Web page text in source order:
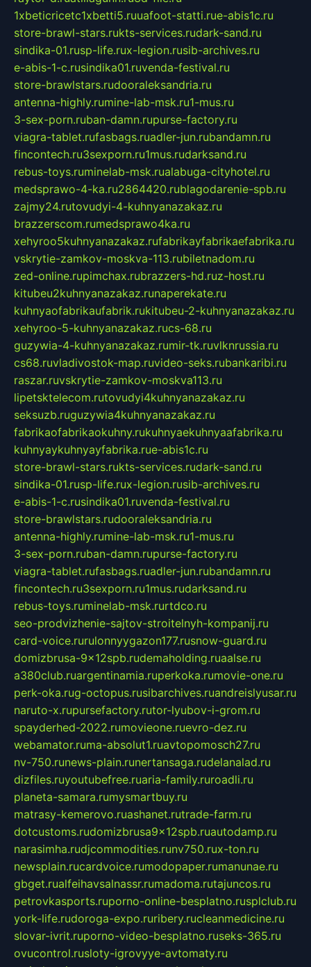
1xbeticricetc1xbetti5.ruuafoot-statti.rue-abis1c.ru
store-brawl-stars.rukts-services.rudark-sand.ru
sindika-01.rusp-life.rux-legion.rusib-archives.ru
e-abis-1-c.rusindika01.ruvenda-festival.ru
store-brawlstars.rudooraleksandria.ru
antenna-highly.rumine-lab-msk.ru1-mus.ru
3-sex-porn.ruban-damn.rupurse-factory.ru
viagra-tablet.rufasbags.ruadler-jun.rubandamn.ru
fincontech.ru3sexporn.ru1mus.rudarksand.ru
rebus-toys.ruminelab-msk.rualabuga-cityhotel.ru
medsprawo-4-ka.ru2864420.rublagodarenie-spb.ru
zajmy24.rutovudyi-4-kuhnyanazakaz.ru
brazzerscom.rumedsprawo4ka.ru
xehyroo5kuhnyanazakaz.rufabrikayfabrikaefabrika.ru
vskrytie-zamkov-moskva-113.rubiletnadom.ru
zed-online.rupimchax.rubrazzers-hd.ruz-host.ru
kitubeu2kuhnyanazakaz.runaperekate.ru
kuhnyaofabrikaufabrik.rukitubeu-2-kuhnyanazakaz.ru
xehyroo-5-kuhnyanazakaz.rucs-68.ru
guzywia-4-kuhnyanazakaz.rumir-tk.ruvlknrussia.ru
cs68.ruvladivostok-map.ruvideo-seks.rubankaribi.ru
raszar.ruvskrytie-zamkov-moskva113.ru
lipetsktelecom.rutovudyi4kuhnyanazakaz.ru
seksuzb.ruguzywia4kuhnyanazakaz.ru
fabrikaofabrikaokuhny.rukuhnyaekuhnyaafabrika.ru
kuhnyaykuhnyayfabrika.rue-abis1c.ru
store-brawl-stars.rukts-services.rudark-sand.ru
sindika-01.rusp-life.rux-legion.rusib-archives.ru
e-abis-1-c.rusindika01.ruvenda-festival.ru
store-brawlstars.rudooraleksandria.ru
antenna-highly.rumine-lab-msk.ru1-mus.ru
3-sex-porn.ruban-damn.rupurse-factory.ru
viagra-tablet.rufasbags.ruadler-jun.rubandamn.ru
fincontech.ru3sexporn.ru1mus.rudarksand.ru
rebus-toys.ruminelab-msk.rurtdco.ru
seo-prodvizhenie-sajtov-stroitelnyh-kompanij.ru
card-voice.rurulonnyygazon177.rusnow-guard.ru
domizbrusa-9x12spb.rudemaholding.ruaalse.ru
a380club.ruargentinamia.ruperkoka.rumovie-one.ru
perk-oka.rug-octopus.rusibarchives.ruandreislyusar.ru
naruto-x.rupursefactory.rutor-lyubov-i-grom.ru
spayderhed-2022.rumovieone.ruevro-dez.ru
webamator.ruma-absolut1.ruavtopomosch27.ru
nv-750.runews-plain.runertansaga.rudelanalad.ru
dizfiles.ruyoutubefree.ruaria-family.ruroadli.ru
planeta-samara.rumysmartbuy.ru
matrasy-kemerovo.ruashanet.rutrade-farm.ru
dotcustoms.rudomizbrusa9x12spb.ruautodamp.ru
narasimha.rudjcommodities.runv750.rux-ton.ru
newsplain.rucardvoice.rumodopaper.rumanunae.ru
gbget.rualfeihavsalnassr.rumadoma.rutajuncos.ru
petrovkasports.ruporno-online-besplatno.rusplclub.ru
york-life.rudoroga-expo.ruribery.rucleanmedicine.ru
slovar-ivrit.ruporno-video-besplatno.ruseks-365.ru
ovucontrol.rusloty-igrovyye-avtomaty.ru